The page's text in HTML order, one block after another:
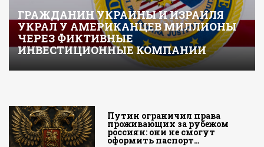
ГРАЖДАНИН УКРАИНЫ И ИЗРАИЛЯ
УКРАЛ У АМЕРИКАНЦЕВ МИЛЛИОНЫ
ЧЕРЕЗ ФИКТИВНЫЕ
ИНВЕСТИЦИОННЫЕ КОМПАНИИ
Путин ограничил права
проживающих за рубежом
россиян: они не смогут
оформить паспорт…